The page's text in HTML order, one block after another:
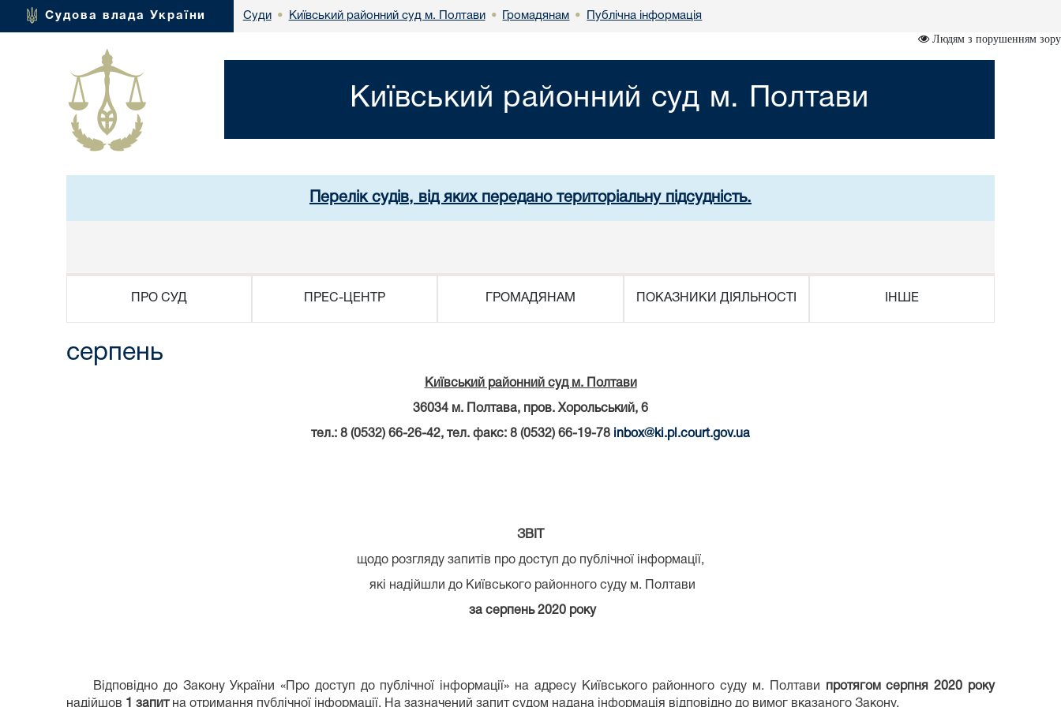
Судова влада України Суди • Київський районний суд м. Полтави • Громадянам • Публічна інформація
Людям з порушенням зору
Київський районний суд м. Полтави
Перелік судів, від яких передано територіальну підсудність.
ПРО СУД ПРЕС-ЦЕНТР ГРОМАДЯНАМ ПОКАЗНИКИ ДІЯЛЬНОСТІ ІНШЕ
серпень
Київський районний суд м. Полтави
36034 м. Полтава, пров. Хорольський, 6
тел.: 8 (0532) 66-26-42, тел. факс: 8 (0532) 66-19-78 inbox@ ki.pl .court.gov.ua
ЗВІТ
щодо розгляду запитів про доступ до публічної інформації,
які надійшли до Київського районного суду м. Полтави
за серпень 2020 року
Відповідно до Закону України «Про доступ до публічної інформації» на адресу Київського районного суду м. Полтави протягом серпня 2020 року
надійшов 1 запитна отримання публічної інформації. На зазначений запит судом надана інформація відповідно до вимог вказаного Закону.